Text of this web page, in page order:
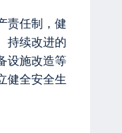
责任制，健
持续改进的
设施改造等
健全安全生